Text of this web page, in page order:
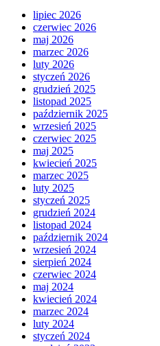
lipiec 2026
czerwiec 2026
maj 2026
marzec 2026
luty 2026
styczeń 2026
grudzień 2025
listopad 2025
październik 2025
wrzesień 2025
czerwiec 2025
maj 2025
kwiecień 2025
marzec 2025
luty 2025
styczeń 2025
grudzień 2024
listopad 2024
październik 2024
wrzesień 2024
sierpień 2024
czerwiec 2024
maj 2024
kwiecień 2024
marzec 2024
luty 2024
styczeń 2024